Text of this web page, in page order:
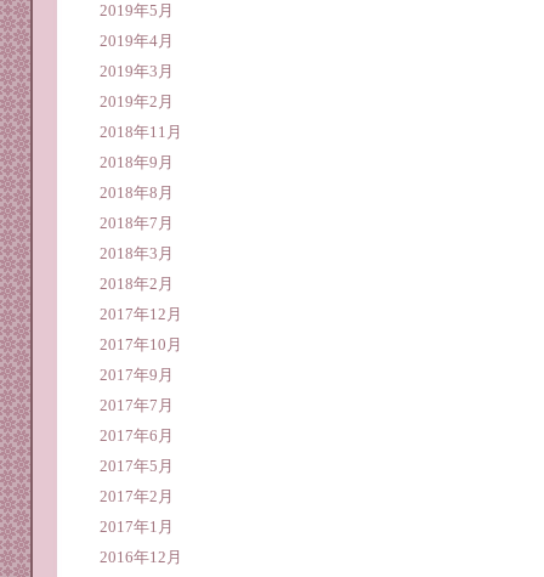
2019年5月
2019年4月
2019年3月
2019年2月
2018年11月
2018年9月
2018年8月
2018年7月
2018年3月
2018年2月
2017年12月
2017年10月
2017年9月
2017年7月
2017年6月
2017年5月
2017年2月
2017年1月
2016年12月